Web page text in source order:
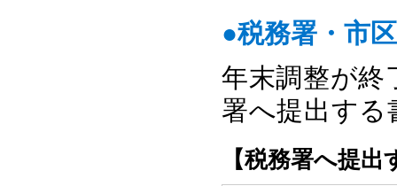
●税務署・市
年末調整が終
署へ提出す
【税務署へ提出